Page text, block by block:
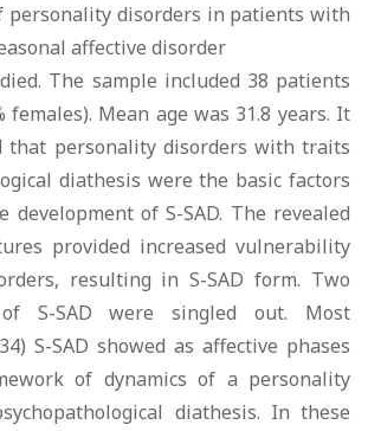
personality disorders in patients with
affective disorder
The sample included 38 patients
females). Mean age was 31.8 years. It
that personality disorders with traits
diathesis were the basic factors
development of S-SAD. The revealed
provided increased vulnerability
resulting in S-SAD form. Two
S-SAD were singled out. Most
S-SAD showed as affective phases
of dynamics of a personality
diathesis. In these